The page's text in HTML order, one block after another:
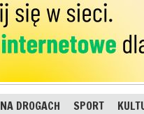
NA DROGACH SPORT